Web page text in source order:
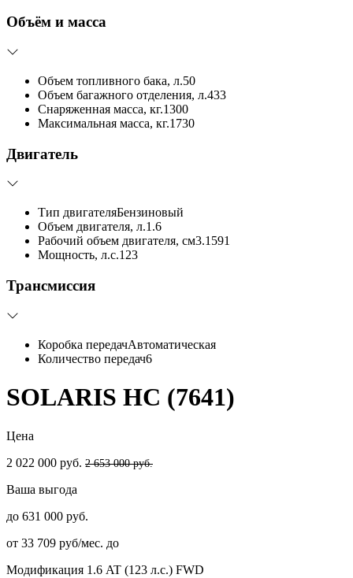
Объём и масса
Объем топливного бака, л.50
Объем багажного отделения, л.433
Снаряженная масса, кг.1300
Максимальная масса, кг.1730
Двигатель
Тип двигателяБензиновый
Объем двигателя, л.1.6
Рабочий объем двигателя, см3.1591
Мощность, л.с.123
Трансмиссия
Коробка передачАвтоматическая
Количество передач6
SOLARIS HC (7641)
Цена
2 022 000 руб. 2 653 000 руб.
Ваша выгода
до 631 000 руб.
от 33 709 руб/мес. до
Модификация 1.6 AT (123 л.с.) FWD